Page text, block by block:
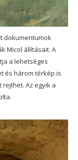
dokumentumok
Micol állításait. A
a lehetséges
és három térkép is
Az egyik a